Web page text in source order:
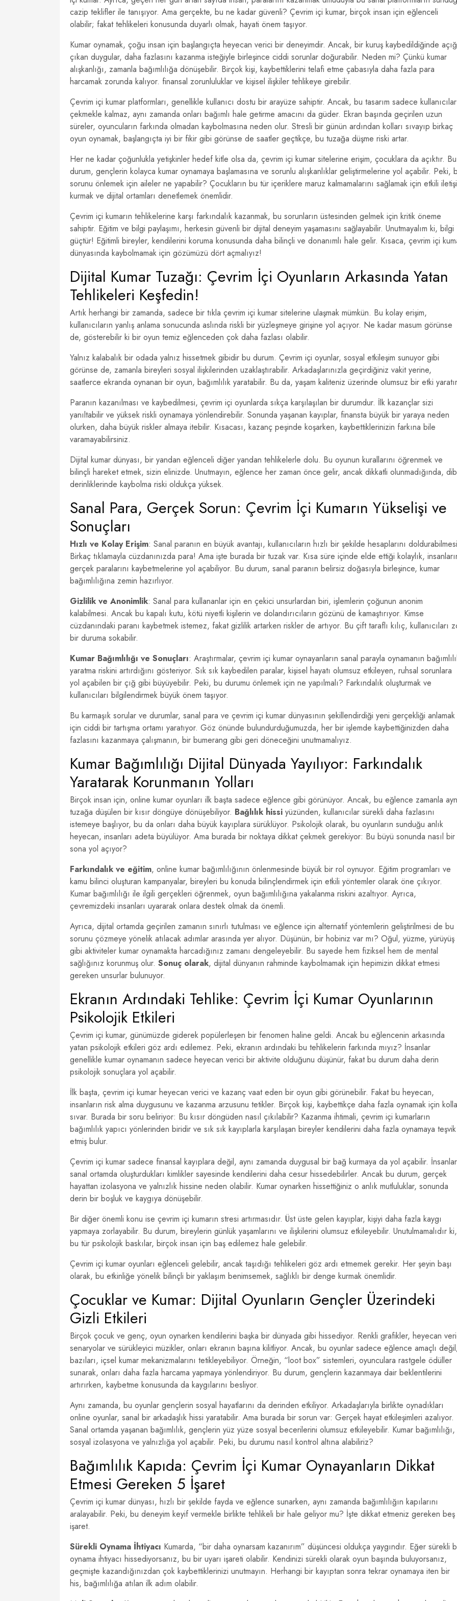
cazip teklifler ile tanışıyor. Ama gerçekte, bu ne kadar güvenli? Çevrim içi kumar, birçok insan için eğlenceli
olabilir; fakat tehlikeleri konusunda duyarlı olmak, hayati önem taşıyor.
Kumar oynamak, çoğu insan için başlangıçta heyecan verici bir deneyimdir. Ancak, bir kuruş kaybedildiğinde
çıkan duygular, daha fazlasını kazanma isteğiyle birleşince ciddi sorunlar doğurabilir. Neden mi? Çünkü kumar
alışkanlığı, zamanla bağımlılığa dönüşebilir. Birçok kişi, kaybettiklerini telafi etme çabasıyla daha fazla para
harcamak zorunda kalıyor. finansal zorunluluklar ve kişisel ilişkiler tehlikeye girebilir.
Çevrim içi kumar platformları, genellikle kullanıcı dostu bir arayüze sahiptir. Ancak, bu tasarım sadece
çekmekle kalmaz, aynı zamanda onları bağımlı hale getirme amacını da güder. Ekran başında geçirilen uzun
süreler, oyuncuların farkında olmadan kaybolmasına neden olur. Stresli bir günün ardından kolları sıvayıp birkaç
oyun oynamak, başlangıçta iyi bir fikir gibi görünse de saatler geçtikçe, bu tuzağa düşme riski artar.
Her ne kadar çoğunlukla yetişkinler hedef kitle olsa da, çevrim içi kumar sitelerine erişim, çocuklara da açıktır. Bu
durum, gençlerin kolayca kumar oynamaya başlamasına ve sorunlu alışkanlıklar geliştirmelerine yol açabilir. Peki,
sorunu önlemek için aileler ne yapabilir? Çocukların bu tür içeriklere maruz kalmamalarını sağlamak için etkili
kurmak ve dijital ortamları denetlemek önemlidir.
Çevrim içi kumarın tehlikelerine karşı farkındalık kazanmak, bu sorunların üstesinden gelmek için kritik öneme
sahiptir. Eğitim ve bilgi paylaşımı, herkesin güvenli bir dijital deneyim yaşamasını sağlayabilir. Unutmayalım ki, bilgi
güçtür! Eğitimli bireyler, kendilerini koruma konusunda daha bilinçli ve donanımlı hale gelir. Kısaca, çevrim içi
dünyasında kaybolmamak için gözümüzü dört açmalıyız!
Dijital Kumar Tuzağı: Çevrim İçi Oyunların Arkasında Yatan
Tehlikeleri Keşfedin!
Artık herhangi bir zamanda, sadece bir tıkla çevrim içi kumar sitelerine ulaşmak mümkün. Bu kolay erişim,
kullanıcıların yanlış anlama sonucunda aslında riskli bir yüzleşmeye girişine yol açıyor. Ne kadar masum görünse
de, gösterebilir ki bir oyun temiz eğlenceden çok daha fazlası olabilir.
Yalnız kalabalık bir odada yalnız hissetmek gibidir bu durum. Çevrim içi oyunlar, sosyal etkileşim sunuyor gibi
görünse de, zamanla bireyleri sosyal ilişkilerinden uzaklaştırabilir. Arkadaşlarınızla geçirdiğiniz vakit yerine,
saatlerce ekranda oynanan bir oyun, bağımlılık yaratabilir. Bu da, yaşam kaliteniz üzerinde olumsuz bir etki
Paranın kazanılması ve kaybedilmesi, çevrim içi oyunlarda sıkça karşılaşılan bir durumdur. İlk kazançlar sizi
yanıltabilir ve yüksek riskli oynamaya yönlendirebilir. Sonunda yaşanan kayıplar, finansta büyük bir yaraya neden
olurken, daha büyük riskler almaya itebilir. Kısacası, kazanç peşinde koşarken, kaybettiklerinizin farkına bile
varamayabilirsiniz.
Dijital kumar dünyası, bir yandan eğlenceli diğer yandan tehlikelerle dolu. Bu oyunun kurallarını öğrenmek ve
bilinçli hareket etmek, sizin elinizde. Unutmayın, eğlence her zaman önce gelir, ancak dikkatli olunmadığında,
derinliklerinde kaybolma riski oldukça yüksek.
Sanal Para, Gerçek Sorun: Çevrim İçi Kumarın Yükselişi ve
Sonuçları
Hızlı ve Kolay Erişim: Sanal paranın en büyük avantajı, kullanıcıların hızlı bir şekilde hesaplarını
Birkaç tıklamayla cüzdanınızda para! Ama işte burada bir tuzak var. Kısa süre içinde elde ettiği kolaylık,
gerçek paralarını kaybetmelerine yol açabiliyor. Bu durum, sanal paranın belirsiz doğasıyla birleşince, kumar
bağımlılığına zemin hazırlıyor.
Gizlilik ve Anonimlik: Sanal para kullananlar için en çekici unsurlardan biri, işlemlerin çoğunun anonim
kalabilmesi. Ancak bu kapalı kutu, kötü niyetli kişilerin ve dolandırıcıların gözünü de kamaştırıyor. Kimse
cüzdanındaki paranı kaybetmek istemez, fakat gizlilik artarken riskler de artıyor. Bu çift taraflı kılıç, kullanıcıları
bir duruma sokabilir.
Kumar Bağımlılığı ve Sonuçları: Araştırmalar, çevrim içi kumar oynayanların sanal parayla oynamanın
yaratma riskini artırdığını gösteriyor. Sık sık kaybedilen paralar, kişisel hayatı olumsuz etkileyen, ruhsal sorunlara
yol açabilen bir çığ gibi büyüyebilir. Peki, bu durumu önlemek için ne yapılmalı? Farkındalık oluşturmak ve
kullanıcıları bilgilendirmek büyük önem taşıyor.
Bu karmaşık sorular ve durumlar, sanal para ve çevrim içi kumar dünyasının şekillendirdiği yeni gerçekliği anlamak
için ciddi bir tartışma ortamı yaratıyor. Göz önünde bulundurduğumuzda, her bir işlemde kaybettiğinizden daha
fazlasını kazanmaya çalışmanın, bir bumerang gibi geri döneceğini unutmamalıyız.
Kumar Bağımlılığı Dijital Dünyada Yayılıyor: Farkındalık
Yaratarak Korunmanın Yolları
Birçok insan için, online kumar oyunları ilk başta sadece eğlence gibi görünüyor. Ancak, bu eğlence zamanla
tuzağa düşülen bir kısır döngüye dönüşebiliyor. Bağlılık hissi yüzünden, kullanıcılar sürekli daha fazlasını
istemeye başlıyor, bu da onları daha büyük kayıplara sürüklüyor. Psikolojik olarak, bu oyunların sunduğu anlık
heyecan, insanları adeta büyülüyor. Ama burada bir noktaya dikkat çekmek gerekiyor: Bu büyü sonunda nasıl bir
sona yol açıyor?
Farkındalık ve eğitim, online kumar bağımlılığının önlenmesinde büyük bir rol oynuyor. Eğitim programları ve
kamu bilinci oluşturan kampanyalar, bireyleri bu konuda bilinçlendirmek için etkili yöntemler olarak öne çıkıyor.
Kumar bağımlılığı ile ilgili gerçekleri öğrenmek, oyun bağımlılığına yakalanma riskini azaltıyor. Ayrıca,
çevremizdeki insanları uyararak onlara destek olmak da önemli.
Ayrıca, dijital ortamda geçirilen zamanın sınırlı tutulması ve eğlence için alternatif yöntemlerin geliştirilmesi de bu
sorunu çözmeye yönelik atılacak adımlar arasında yer alıyor. Düşünün, bir hobiniz var mı? Oğul, yüzme, yürüyüş
gibi aktiviteler kumar oynamakta harcadığınız zamanı dengeleyebilir. Bu sayede hem fiziksel hem de mental
sağlığınız korunmuş olur. Sonuç olarak, dijital dünyanın rahminde kaybolmamak için hepimizin dikkat etmesi
gereken unsurlar bulunuyor.
Ekranın Ardındaki Tehlike: Çevrim İçi Kumar Oyunlarının
Psikolojik Etkileri
Çevrim içi kumar, günümüzde giderek popülerleşen bir fenomen haline geldi. Ancak bu eğlencenin arkasında
yatan psikolojik etkileri göz ardı edilemez. Peki, ekranın ardındaki bu tehlikelerin farkında mıyız? İnsanlar
genellikle kumar oynamanın sadece heyecan verici bir aktivite olduğunu düşünür, fakat bu durum daha derin
psikolojik sonuçlara yol açabilir.
İlk başta, çevrim içi kumar heyecan verici ve kazanç vaat eden bir oyun gibi görünebilir. Fakat bu heyecan,
insanların risk alma duygusunu ve kazanma arzusunu tetikler. Birçok kişi, kaybettikçe daha fazla oynamak için
sıvar. Burada bir soru beliriyor: Bu kısır döngüden nasıl çıkılabilir? Kazanma ihtimali, çevrim içi kumarların
bağımlılık yapıcı yönlerinden biridir ve sık sık kayıplarla karşılaşan bireyler kendilerini daha fazla oynamaya teşvik
etmiş bulur.
Çevrim içi kumar sadece finansal kayıplara değil, aynı zamanda duygusal bir bağ kurmaya da yol açabilir.
sanal ortamda oluşturdukları kimlikler sayesinde kendilerini daha cesur hissedebilirler. Ancak bu durum, gerçek
hayattan izolasyona ve yalnızlık hissine neden olabilir. Kumar oynarken hissettiğiniz o anlık mutluluklar, sonunda
derin bir boşluk ve kaygıya dönüşebilir.
Bir diğer önemli konu ise çevrim içi kumarın stresi artırmasıdır. Üst üste gelen kayıplar, kişiyi daha fazla kaygı
yapmaya zorlayabilir. Bu durum, bireylerin günlük yaşamlarını ve ilişkilerini olumsuz etkileyebilir. Unutulmamalıdır ki,
bu tür psikolojik baskılar, birçok insan için baş edilemez hale gelebilir.
Çevrim içi kumar oyunları eğlenceli gelebilir, ancak taşıdığı tehlikeleri göz ardı etmemek gerekir. Her şeyin başı
olarak, bu etkinliğe yönelik bilinçli bir yaklaşım benimsemek, sağlıklı bir denge kurmak önemlidir.
Çocuklar ve Kumar: Dijital Oyunların Gençler Üzerindeki
Gizli Etkileri
Birçok çocuk ve genç, oyun oynarken kendilerini başka bir dünyada gibi hissediyor. Renkli grafikler, heyecan
senaryolar ve sürükleyici müzikler, onları ekranın başına kilitliyor. Ancak, bu oyunlar sadece eğlence amaçlı
bazıları, içsel kumar mekanizmalarını tetikleyebiliyor. Örneğin, “loot box” sistemleri, oyunculara rastgele ödüller
sunarak, onları daha fazla harcama yapmaya yönlendiriyor. Bu durum, gençlerin kazanmaya dair beklentilerini
artırırken, kaybetme konusunda da kaygılarını besliyor.
Aynı zamanda, bu oyunlar gençlerin sosyal hayatlarını da derinden etkiliyor. Arkadaşlarıyla birlikte oynadıkları
online oyunlar, sanal bir arkadaşlık hissi yaratabilir. Ama burada bir sorun var: Gerçek hayat etkileşimleri azalıyor.
Sanal ortamda yaşanan bağımlılık, gençlerin yüz yüze sosyal becerilerini olumsuz etkileyebilir. Kumar bağımlılığı,
sosyal izolasyona ve yalnızlığa yol açabilir. Peki, bu durumu nasıl kontrol altına alabiliriz?
Bağımlılık Kapıda: Çevrim İçi Kumar Oynayanların Dikkat
Etmesi Gereken 5 İşaret
Çevrim içi kumar dünyası, hızlı bir şekilde fayda ve eğlence sunarken, aynı zamanda bağımlılığın kapılarını
aralayabilir. Peki, bu deneyim keyif vermekle birlikte tehlikeli bir hale geliyor mu? İşte dikkat etmeniz gereken beş
işaret.
Sürekli Oynama İhtiyacı Kumarda, “bir daha oynarsam kazanırım” düşüncesi oldukça yaygındır. Eğer sürekli
oynama ihtiyacı hissediyorsanız, bu bir uyarı işareti olabilir. Kendinizi sürekli olarak oyun başında buluyorsanız,
geçmişte kazandığınızdan çok kaybettiklerinizi unutmayın. Herhangi bir kayıptan sonra tekrar oynamaya iten bir
his, bağımlılığa atılan ilk adım olabilir.